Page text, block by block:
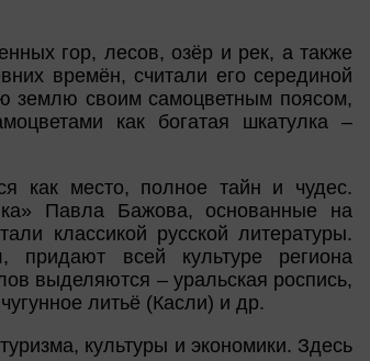
гор, лесов, озёр и рек, а также
времён, считали его серединой
землю своим самоцветным поясом,
как богатая шкатулка –
как место, полное тайн и чудес.
Павла Бажова, основанные на
классикой русской литературы.
придают всей культуре региона
выделяются – уральская роспись,
литьё (Касли) и др.
культуры и экономики. Здесь